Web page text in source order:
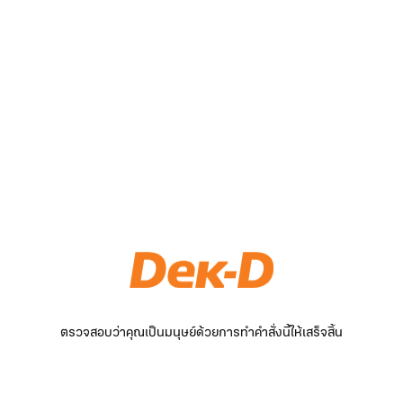
ตรวจสอบว่าคุณเป็นมนุษย์ด้วยการทำคำสั่งนี้ให้เสร็จสิ้น